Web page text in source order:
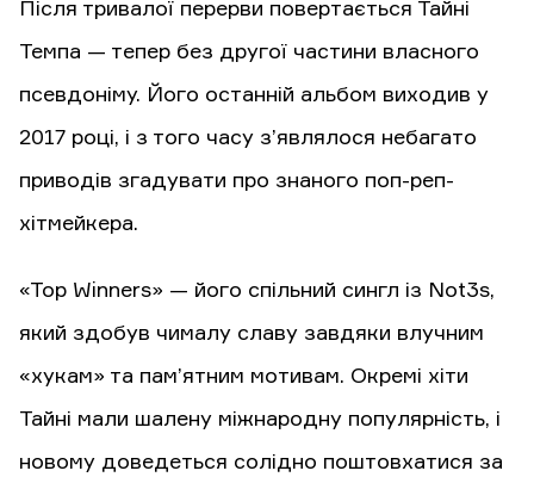
Після тривалої перерви повертається Тайні
Темпа — тепер без другої частини власного
псевдоніму. Його останній альбом виходив у
2017 році, і з того часу з’являлося небагато
приводів згадувати про знаного поп-реп-
хітмейкера.
«Top Winners» — його спільний сингл із Not3s,
який здобув чималу славу завдяки влучним
«хукам» та пам’ятним мотивам. Окремі хіти
Тайні мали шалену міжнародну популярність, і
новому доведеться солідно поштовхатися за